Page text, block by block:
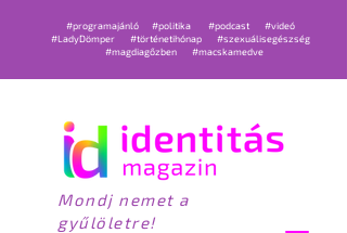
#programajánló #politika #podcast
#videó
#LadyDömper
#történetihónap
#szexuálisegészség
#magdiagőzben
#macskamedve
Mondj nemet a
gyűlöletre!